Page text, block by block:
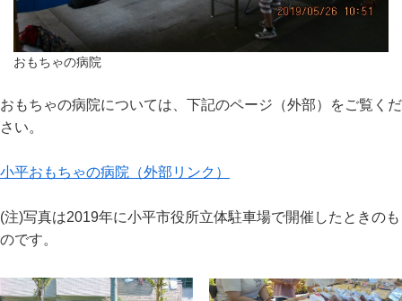
おもちゃの病院
おもちゃの病院については、下記のページ（外部）をご覧くだ
さい。
小平おもちゃの病院（外部リンク）
(注)写真は2019年に小平市役所立体駐車場で開催したときのも
のです。